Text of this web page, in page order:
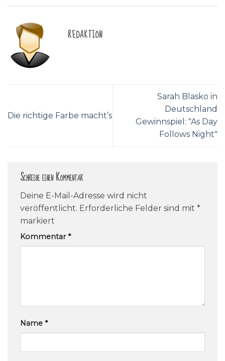
REDAKTION
Die richtige Farbe macht’s
Sarah Blasko in
Deutschland
Gewinnspiel: "As Day
Follows Night"
Schreibe einen Kommentar
Deine E-Mail-Adresse wird nicht
veröffentlicht. Erforderliche Felder sind mit *
markiert
Kommentar*
Name *